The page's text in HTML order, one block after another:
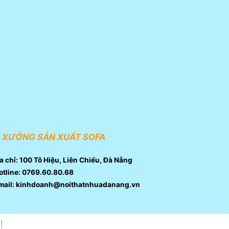
XƯỞNG SẢN XUẤT SOFA
chỉ: 100 Tô Hiệu, Liên Chiểu, Đà Nẵng
0769.60.80.68
kinhdoanh@noithatnhuadanang.vn